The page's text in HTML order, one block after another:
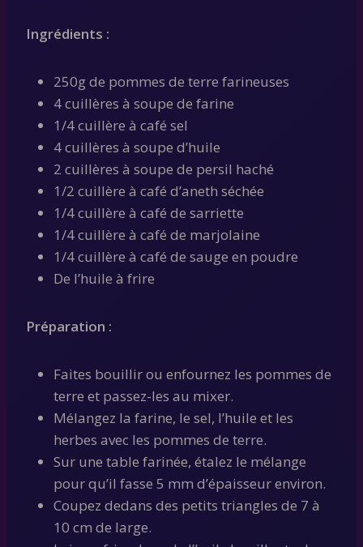
Ingrédients :
250g de pommes de terre farineuses
4 cuillères à soupe de farine
1/4 cuillère à café sel
4 cuillères à soupe d’huile
2 cuillères à soupe de persil haché
1/2 cuillère à café d’aneth séchée
1/4 cuillère à café de sarriette
1/4 cuillère à café de marjolaine
1/4 cuillère à café de sauge en poudre
De l’huile à frire
Préparation :
Faites bouillir ou enfournez les pommes de
terre et passez-les au mixer.
Mélangez la farine, le sel, l’huile et les
herbes avec les pommes de terre.
Sur une table farinée, étalez le mélange
pour qu’il fasse 5 mm d’épaisseur environ.
Coupez dedans des petits triangles de 7 à
10 cm de large.